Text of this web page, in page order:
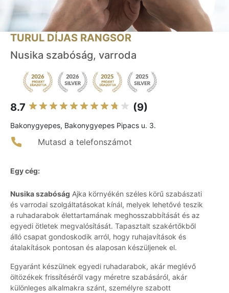
TURUL DÍJAS RANGSOR
Nusika szabóság, varroda
8.7 (9)
Bakonygyepes, Bakonygyepes Pipacs u. 3.
Mutasd a telefonszámot
Egy cég:
Nusika szabóság Ajka környékén széles körű szabászati
és varrodai szolgáltatásokat kínál, melyek lehetővé teszik
a ruhadarabok élettartamának meghosszabbítását és az
egyedi ötletek megvalósítását. Tapasztalt szakértőkből
álló csapat gondoskodik arról, hogy ruhajavítások és
átalakítások pontosan és alaposan készüljenek el.
Egyaránt készülnek egyedi ruhadarabok, akár meglévő
öltözékek frissítéséről vagy méretre szabásáról, akár
különleges alkalmakra szánt, személyre szabott